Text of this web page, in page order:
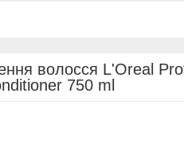
волосся L'Oreal
750 ml